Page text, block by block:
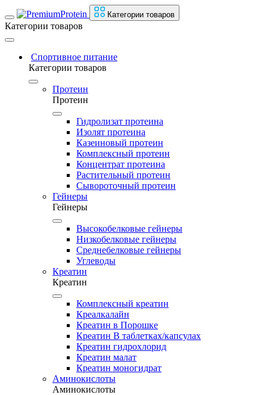
Категории товаров
Категории товаров
Спортивное питание
Категории товаров
Протеин
Протеин
Гидролизат протеина
Изолят протеина
Казеиновый протеин
Комплексный протеин
Концентрат протеина
Растительный протеин
Сывороточный протеин
Гейнеры
Гейнеры
Высокобелковые гейнеры
Низкобелковые гейнеры
Среднебелковые гейнеры
Углеводы
Креатин
Креатин
Комплексный креатин
Креалкалайн
Креатин в Порошке
Креатин В таблетках/капсулах
Креатин гидрохлорид
Креатин малат
Креатин моногидрат
Аминокислоты
Аминокислоты